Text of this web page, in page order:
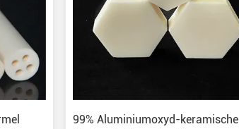
99% Aluminiumoxyd-keramische